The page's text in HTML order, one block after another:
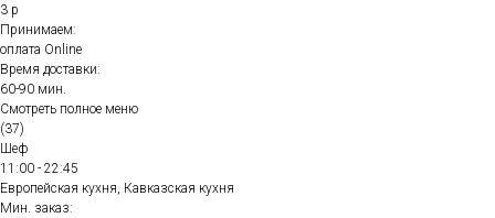
3 р
Принимаем:
оплата Online
Время доставки:
60-90 мин.
Смотреть полное меню
(37)
Шеф
11:00 - 22:45
Европейская кухня, Кавказская кухня
Мин. заказ: